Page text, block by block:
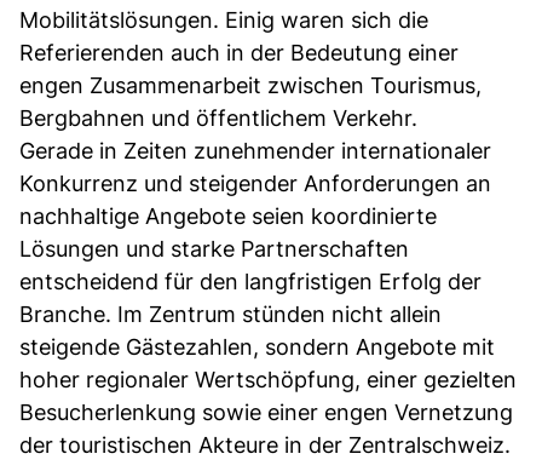
Mobilitätslösungen. Einig waren sich die
Referierenden auch in der Bedeutung einer
engen Zusammenarbeit zwischen Tourismus,
Bergbahnen und öffentlichem Verkehr.
Gerade in Zeiten zunehmender internationaler
Konkurrenz und steigender Anforderungen an
nachhaltige Angebote seien koordinierte
Lösungen und starke Partnerschaften
entscheidend für den langfristigen Erfolg der
Branche. Im Zentrum stünden nicht allein
steigende Gästezahlen, sondern Angebote mit
hoher regionaler Wertschöpfung, einer gezielten
Besucherlenkung sowie einer engen Vernetzung
der touristischen Akteure in der Zentralschweiz.